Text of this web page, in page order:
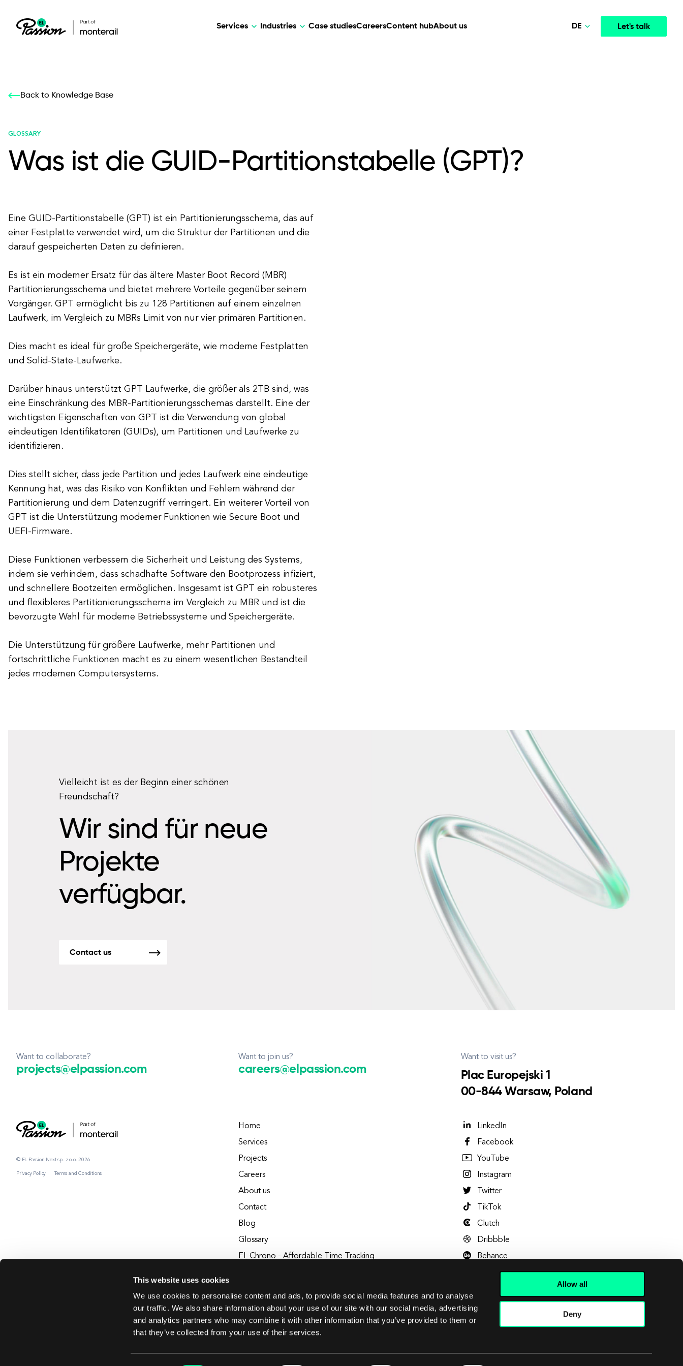
This website uses cookies
We use cookies to personalise content and ads, to provide social media features and to analyse
our traffic. We also share information about your use of our site with our social media, advertising
and analytics partners who may combine it with other information that you’ve provided to them or
that they’ve collected from your use of their services.
Allow all
Deny
Services
Our services: build,
All services
Industries
Our services: build,
Case studiesCareersContent hubAbout us Let's talk
DE
Back to Knowledge Base
GLOSSARY
Was ist die GUID-Partitionstabelle (GPT)?
Eine GUID-Partitionstabelle (GPT) ist ein Partitionierungsschema, das auf
einer Festplatte verwendet wird, um die Struktur der Partitionen und die
darauf gespeicherten Daten zu definieren.
Es ist ein moderner Ersatz für das ältere Master Boot Record (MBR)
Partitionierungsschema und bietet mehrere Vorteile gegenüber seinem
Vorgänger. GPT ermöglicht bis zu 128 Partitionen auf einem einzelnen
Laufwerk, im Vergleich zu MBRs Limit von nur vier primären Partitionen.
Dies macht es ideal für große Speichergeräte, wie moderne Festplatten
und Solid-State-Laufwerke.
Darüber hinaus unterstützt GPT Laufwerke, die größer als 2TB sind, was
eine Einschränkung des MBR-Partitionierungsschemas darstellt. Eine der
wichtigsten Eigenschaften von GPT ist die Verwendung von global
eindeutigen Identifikatoren (GUIDs), um Partitionen und Laufwerke zu
identifizieren.
Dies stellt sicher, dass jede Partition und jedes Laufwerk eine eindeutige
Kennung hat, was das Risiko von Konflikten und Fehlern während der
Partitionierung und dem Datenzugriff verringert. Ein weiterer Vorteil von
GPT ist die Unterstützung moderner Funktionen wie Secure Boot und
UEFI-Firmware.
Diese Funktionen verbessern die Sicherheit und Leistung des Systems,
indem sie verhindern, dass schadhafte Software den Bootprozess infiziert,
und schnellere Bootzeiten ermöglichen. Insgesamt ist GPT ein robusteres
und flexibleres Partitionierungsschema im Vergleich zu MBR und ist die
bevorzugte Wahl für moderne Betriebssysteme und Speichergeräte.
Die Unterstützung für größere Laufwerke, mehr Partitionen und
fortschrittliche Funktionen macht es zu einem wesentlichen Bestandteil
jedes modernen Computersystems.
Vielleicht ist es der Beginn einer schönen
Freundschaft?
Wir sind für neue
Projekte
verfügbar.
Contact us
Want to collaborate?
projects@elpassion.com
Want to join us?
careers@elpassion.com
Want to visit us?
Plac Europejski 1
00-844 Warsaw, Poland
© EL Passion Next sp. z o.o. 2026
Privacy Policy Terms and Conditions
Home
Services
Projects
Careers
About us
Contact
Blog
Glossary
EL Chrono - Affordable Time Tracking
LinkedIn
Facebook
YouTube
Instagram
Twitter
TikTok
Clutch
Dribbble
Behance